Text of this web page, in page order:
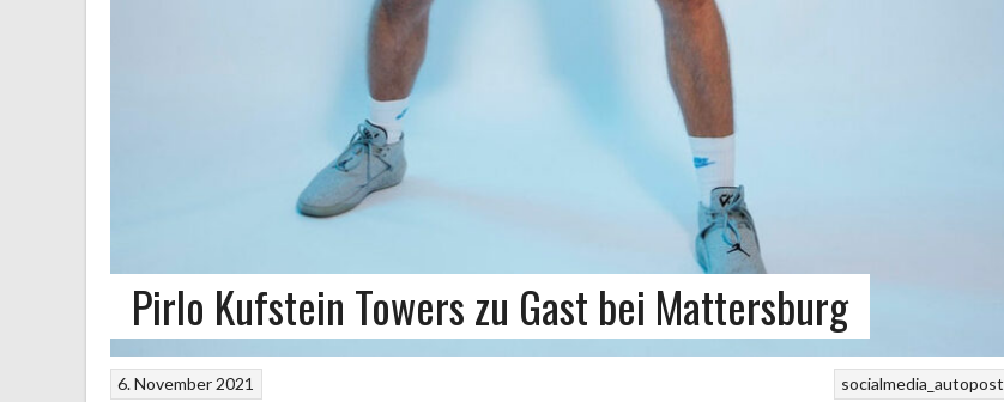
Pirlo Kufstein Towers zu Gast bei Mattersburg
socialmedia_autopost
6. November 2021